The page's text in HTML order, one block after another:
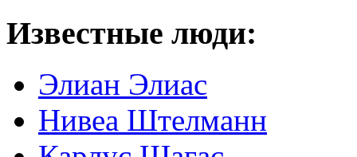
Известные люди:
Элиан Элиас
Нивеа Штелманн